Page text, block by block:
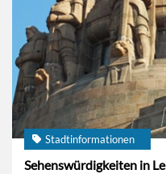
Stadtinformationen
Sehenswürdigkeiten in